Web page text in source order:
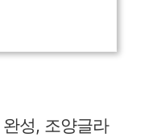
성, 조양글라